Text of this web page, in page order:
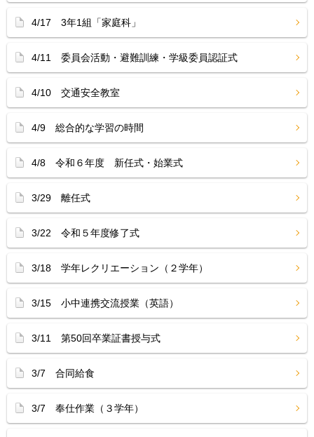
4/17 3年1組「家庭科」
4/11 委員会活動・避難訓練・学級委員認証式
4/10 交通安全教室
4/9 総合的な学習の時間
4/8 令和６年度 新任式・始業式
3/29 離任式
3/22 令和５年度修了式
3/18 学年レクリエーション（２学年）
3/15 小中連携交流授業（英語）
3/11 第50回卒業証書授与式
3/7 合同給食
3/7 奉仕作業（３学年）